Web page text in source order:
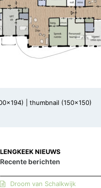
thumbnail (150x150)
LENGKEEK NIEUWS
Recente berichten
Droom van Schalkwijk